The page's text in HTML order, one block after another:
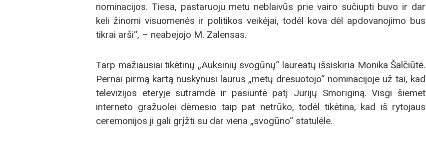
nominacijos. Tiesa, pastaruoju metu neblaivūs prie vairo sučiupti buvo ir dar
keli žinomi visuomenės ir politikos veikėjai, todėl kova dėl apdovanojimo bus
tikrai arši“, – neabejojo M. Zalensas.
Tarp mažiausiai tikėtinų „Auksinių svogūnų“ laureatų išsiskiria Monika Šalčiūtė.
Pernai pirmą kartą nuskynusi laurus „metų dresuotojo“ nominacijoje už tai, kad
televizijos eteryje sutramdė ir pasiuntė patį Jurijų Smoriginą. Visgi šiemet
interneto gražuolei dėmesio taip pat netrūko, todėl tikėtina, kad iš rytojaus
ceremonijos ji gali grįžti su dar viena „svogūno“ statulėle.